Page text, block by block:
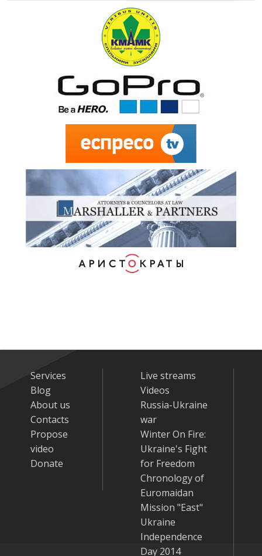
Services
Blog
About us
Contacts
Propose
video
Donate
Live streams
Videos
Russia-Ukraine
war
Winter On Fire:
Ukraine's Fight
for Freedom
Chronology of
Euromaidan
Mission "East"
Ukraine
Independence
Day 2014